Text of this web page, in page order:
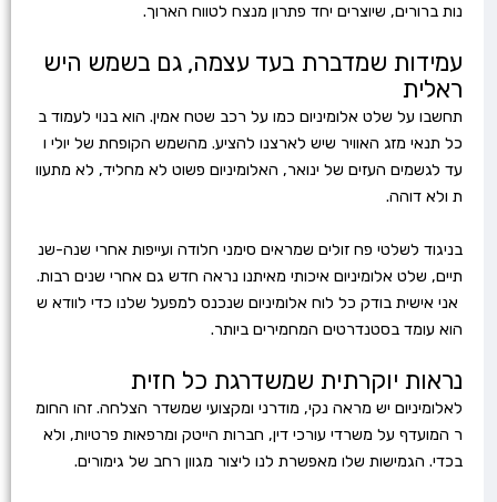
נות ברורים, שיוצרים יחד פתרון מנצח לטווח הארוך.
עמידות שמדברת בעד עצמה, גם בשמש היש
ראלית
תחשבו על שלט אלומיניום כמו על רכב שטח אמין. הוא בנוי לעמוד ב
כל תנאי מזג האוויר שיש לארצנו להציע. מהשמש הקופחת של יולי ו
עד לגשמים העזים של ינואר, האלומיניום פשוט לא מחליד, לא מתעוו
ת ולא דוהה.
בניגוד לשלטי פח זולים שמראים סימני חלודה ועייפות אחרי שנה-שנ
תיים, שלט אלומיניום איכותי מאיתנו נראה חדש גם אחרי שנים רבות.
אני אישית בודק כל לוח אלומיניום שנכנס למפעל שלנו כדי לוודא ש
הוא עומד בסטנדרטים המחמירים ביותר.
נראות יוקרתית שמשדרגת כל חזית
לאלומיניום יש מראה נקי, מודרני ומקצועי שמשדר הצלחה. זהו החומ
ר המועדף על משרדי עורכי דין, חברות הייטק ומרפאות פרטיות, ולא
בכדי. הגמישות שלו מאפשרת לנו ליצור מגוון רחב של גימורים.